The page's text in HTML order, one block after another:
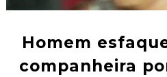
Homem
companheira